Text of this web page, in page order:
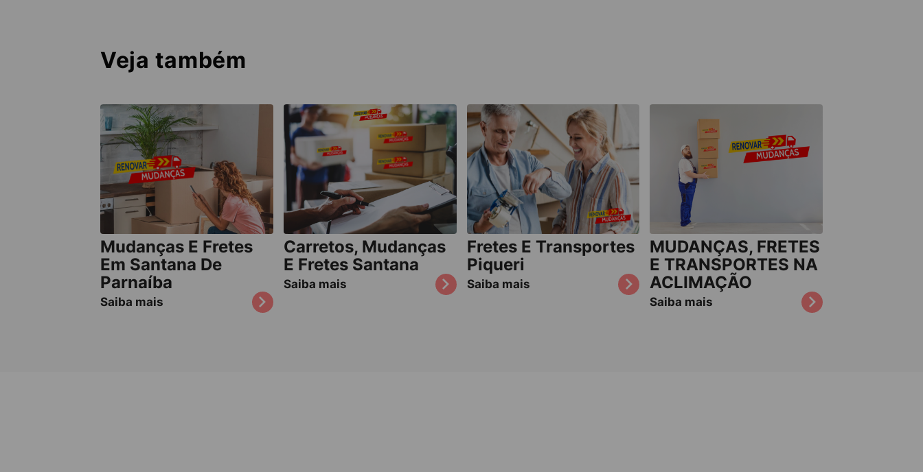
Veja também
Mudanças E Fretes
Em Santana De
Parnaíba
Saiba mais
Carretos, Mudanças
E Fretes Santana
Saiba mais
Fretes E Transportes
Piqueri
Saiba mais
MUDANÇAS, FRETES
E TRANSPORTES NA
ACLIMAÇÃO
Saiba mais